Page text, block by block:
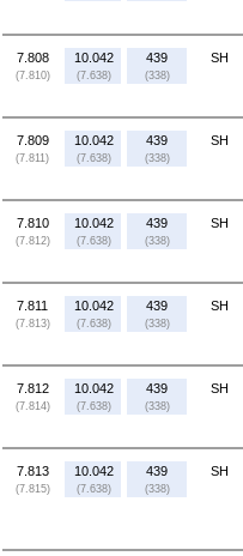
7.808
(7.810)
10.042
(7.638)
439
(338)
SH
7.809
(7.811)
10.042
(7.638)
439
(338)
SH
7.810
(7.812)
10.042
(7.638)
439
(338)
SH
7.811
(7.813)
10.042
(7.638)
439
(338)
SH
7.812
(7.814)
10.042
(7.638)
439
(338)
SH
7.813
(7.815)
10.042
(7.638)
439
(338)
SH